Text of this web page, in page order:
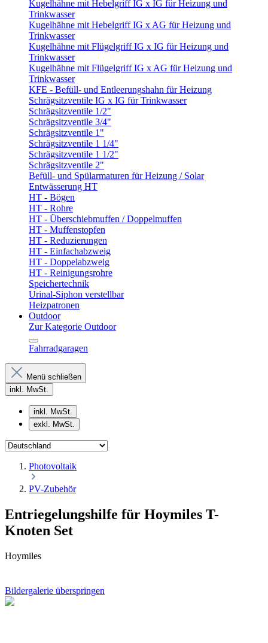
Kugelhähne mit Hebelgriff IG x IG für Heizung und
Trinkwasser
Kugelhähne mit Hebelgriff IG x AG für Heizung und
Trinkwasser
Kugelhähne mit Flügelgriff IG x IG für Heizung und
Trinkwasser
Kugelhähne mit Flügelgriff IG x AG für Heizung und
Trinkwasser
KFE - Befüll- und Entleerungshahn für Heizung
Schrägsitzventile IG x IG für Trinkwasser
Schrägsitzventile 1/2"
Schrägsitzventile 3/4"
Schrägsitzventile 1"
Schrägsitzventile 1 1/4"
Schrägsitzventile 1 1/2"
Schrägsitzventile 2"
Befüll- und Spülarmaturen für Heizung / Solar
Entwässerung HT
HT - Bögen
HT - Rohre
HT - Überschiebmuffen / Doppelmuffen
HT - Muffenstopfen
HT - Reduzierungen
HT - Einfachabzweig
HT - Doppelabzweig
HT - Reinigungsrohre
Speichertechnik
Urinal-Siphon verstellbar
Heizpatronen
Outdoor
Zur Kategorie Outdoor
Fahrradgaragen
Menü schließen
inkl. MwSt.
inkl. MwSt.
exkl. MwSt.
Photovoltaik
PV-Zubehör
Entriegelungshilfe für Hoymiles T-
Knoten Set
Hoymiles
Bildergalerie überspringen